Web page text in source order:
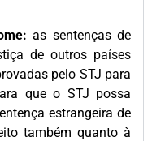
as sentenças de
de outros países
pelo STJ para
que o STJ possa
estrangeira de
também quanto à